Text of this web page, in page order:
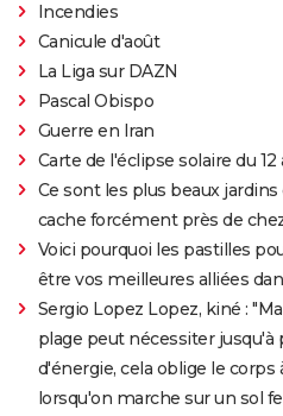
Incendies
Canicule d'août
La Liga sur DAZN
Pascal Obispo
Guerre en Iran
Carte de l'éclipse solaire du 12
Ce sont les plus beaux
cache forcément près de
Voici pourquoi les pastilles
être vos meilleures alliées
Sergio Lopez Lopez, kiné :
plage peut nécessiter jusqu'à
d'énergie, cela oblige le corps
lorsqu'on marche sur un sol